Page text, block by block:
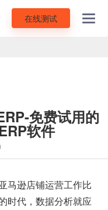
在线测试
免费试用的
软件
马逊店铺运营工作比
时代，数据分析就应